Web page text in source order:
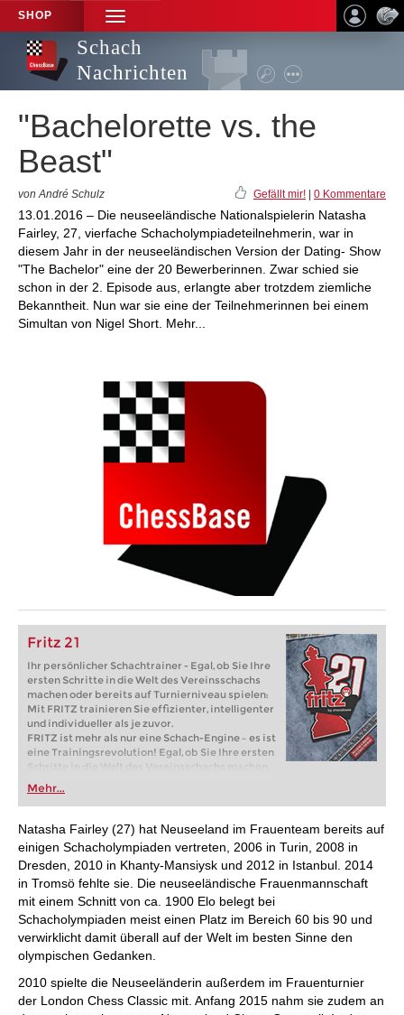
SHOP
TOGGLE
NAVIGATION
Schach
Nachrichten
"Bachelorette vs. the
Beast"
von André Schulz Gefällt mir! 0 Kommentare
13.01.2016 – Die neuseeländische Nationalspielerin Natasha
Fairley, 27, vierfache Schacholympiadeteilnehmerin, war in
diesem Jahr in der neuseeländischen Version der Dating- Show
"The Bachelor" eine der 20 Bewerberinnen. Zwar schied sie
schon in der 2. Episode aus, erlangte aber trotzdem ziemliche
Bekanntheit. Nun war sie eine der Teilnehmerinnen bei einem
Simultan von Nigel Short. Mehr...
Fritz 21
Ihr persönlicher Schachtrainer - Egal, ob Sie Ihre
ersten Schritte in die Welt des Vereinsschachs
machen oder bereits auf Turnierniveau spielen:
Mit FRITZ trainieren Sie effizienter, intelligenter
und individueller als je zuvor.
FRITZ ist mehr als nur eine Schach-Engine – es ist
eine Trainingsrevolution! Egal, ob Sie Ihre ersten
Schritte in die Welt des Vereinsschachs machen
oder bereits auf Turnierniveau spielen: Mit
FRITZ trainieren Sie effizienter, intelligenter und
individueller als je zuvor.
Mehr...
Natasha Fairley (27) hat Neuseeland im Frauenteam bereits auf
einigen Schacholympiaden vertreten, 2006 in Turin, 2008 in
Dresden, 2010 in Khanty-Mansiysk und 2012 in Istanbul. 2014
in Tromsö fehlte sie. Die neuseeländische Frauenmannschaft
mit einem Schnitt von ca. 1900 Elo belegt bei
Schacholympiaden meist einen Platz im Bereich 60 bis 90 und
verwirklicht damit überall auf der Welt im besten Sinne den
olympischen Gedanken.
2010 spielte die Neuseeländerin außerdem im Frauenturnier
der London Chess Classic mit. Anfang 2015 nahm sie zudem an